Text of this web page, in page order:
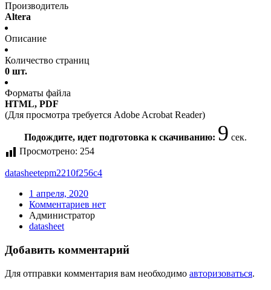
Производитель
Altera
Описание
Количество страниц
0 шт.
Форматы файла
HTML, PDF
(Для просмотра требуется Adobe Acrobat Reader)
Подождите, идет подготовка к скачиванию: 9 сек.
Просмотрено: 254
datasheetepm2210f256c4
1 апреля, 2020
Комментариев нет
Администратор
datasheet
Добавить комментарий
Для отправки комментария вам необходимо авторизоваться.